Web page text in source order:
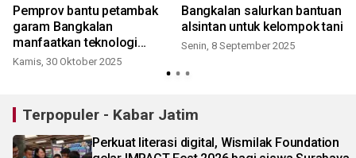
Pemprov bantu petambak
garam Bangkalan
manfaatkan teknologi
geomembran
Kamis, 30 Oktober 2025
Bangkalan salurkan bantuan
alsintan untuk kelompok tani
Senin, 8 September 2025
Terpopuler - Kabar Jatim
Perkuat literasi digital, Wismilak Foundation